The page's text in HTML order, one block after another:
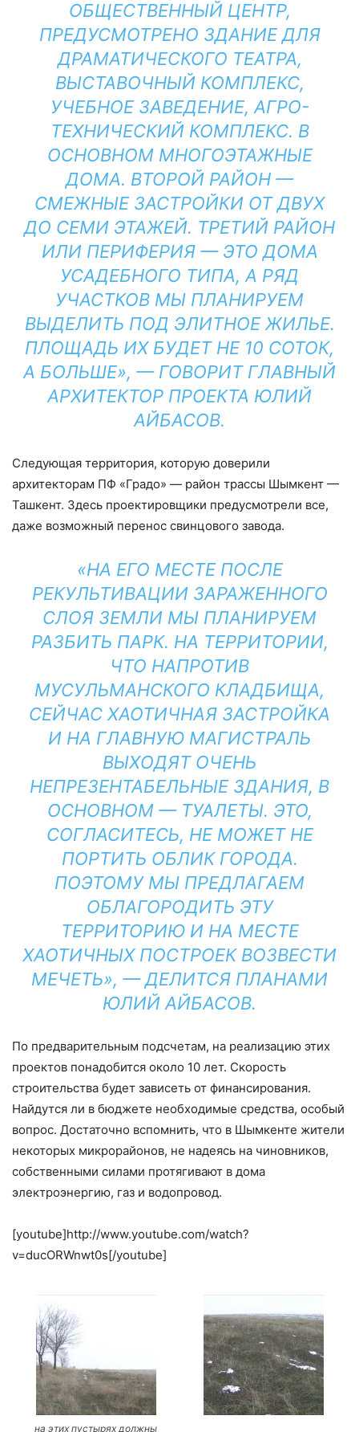
ОБЩЕСТВЕННЫЙ ЦЕНТР,
ПРЕДУСМОТРЕНО ЗДАНИЕ ДЛЯ
ДРАМАТИЧЕСКОГО ТЕАТРА,
ВЫСТАВОЧНЫЙ КОМПЛЕКС,
УЧЕБНОЕ ЗАВЕДЕНИЕ, АГРО-
ТЕХНИЧЕСКИЙ КОМПЛЕКС. В
ОСНОВНОМ МНОГОЭТАЖНЫЕ
ДОМА. ВТОРОЙ РАЙОН —
СМЕЖНЫЕ ЗАСТРОЙКИ ОТ ДВУХ
ДО СЕМИ ЭТАЖЕЙ. ТРЕТИЙ РАЙОН
ИЛИ ПЕРИФЕРИЯ — ЭТО ДОМА
УСАДЕБНОГО ТИПА, А РЯД
УЧАСТКОВ МЫ ПЛАНИРУЕМ
ВЫДЕЛИТЬ ПОД ЭЛИТНОЕ ЖИЛЬЕ.
ПЛОЩАДЬ ИХ БУДЕТ НЕ 10 СОТОК,
А БОЛЬШЕ», — ГОВОРИТ ГЛАВНЫЙ
АРХИТЕКТОР ПРОЕКТА ЮЛИЙ
АЙБАСОВ.
Следующая территория, которую доверили
архитекторам ПФ «Градо» — район трассы Шымкент —
Ташкент. Здесь проектировщики предусмотрели все,
даже возможный перенос свинцового завода.
«НА ЕГО МЕСТЕ ПОСЛЕ
РЕКУЛЬТИВАЦИИ ЗАРАЖЕННОГО
СЛОЯ ЗЕМЛИ МЫ ПЛАНИРУЕМ
РАЗБИТЬ ПАРК. НА ТЕРРИТОРИИ,
ЧТО НАПРОТИВ
МУСУЛЬМАНСКОГО КЛАДБИЩА,
СЕЙЧАС ХАОТИЧНАЯ ЗАСТРОЙКА
И НА ГЛАВНУЮ МАГИСТРАЛЬ
ВЫХОДЯТ ОЧЕНЬ
НЕПРЕЗЕНТАБЕЛЬНЫЕ ЗДАНИЯ, В
ОСНОВНОМ — ТУАЛЕТЫ. ЭТО,
СОГЛАСИТЕСЬ, НЕ МОЖЕТ НЕ
ПОРТИТЬ ОБЛИК ГОРОДА.
ПОЭТОМУ МЫ ПРЕДЛАГАЕМ
ОБЛАГОРОДИТЬ ЭТУ
ТЕРРИТОРИЮ И НА МЕСТЕ
ХАОТИЧНЫХ ПОСТРОЕК ВОЗВЕСТИ
МЕЧЕТЬ», — ДЕЛИТСЯ ПЛАНАМИ
ЮЛИЙ АЙБАСОВ.
По предварительным подсчетам, на реализацию этих
проектов понадобится около 10 лет. Скорость
строительства будет зависеть от финансирования.
Найдутся ли в бюджете необходимые средства, особый
вопрос. Достаточно вспомнить, что в Шымкенте жители
некоторых микрорайонов, не надеясь на чиновников,
собственными силами протягивают в дома
электроэнергию, газ и водопровод.
[youtube]http://www.youtube.com/watch?
v=ducORWnwt0s[/youtube]
на этих пустырях должны